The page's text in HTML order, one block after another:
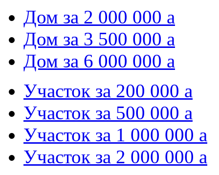
Дом за 2 000 000 a
Дом за 3 500 000 a
Дом за 6 000 000 a
Участок за 200 000 a
Участок за 500 000 a
Участок за 1 000 000 a
Участок за 2 000 000 a